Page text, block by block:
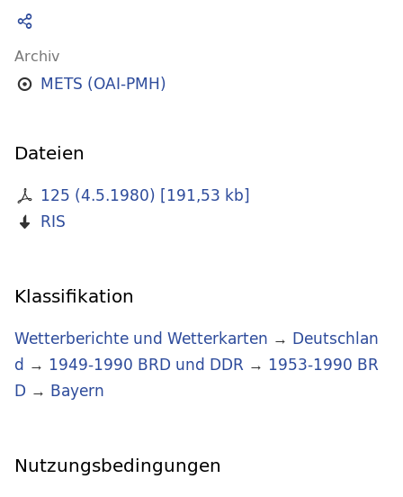
Archiv
METS (OAI-PMH)
Dateien
125 (4.5.1980) [191,53 kb]
RIS
Klassifikation
Wetterberichte und Wetterkarten → Deutschlan
d → 1949-1990 BRD und DDR → 1953-1990 BR
D → Bayern
Nutzungsbedingungen